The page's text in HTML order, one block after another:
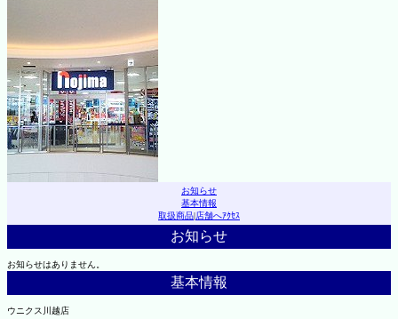
お知らせ
基本情報
取扱商品|店舗へｱｸｾｽ
お知らせ
お知らせはありません。
基本情報
ウニクス川越店